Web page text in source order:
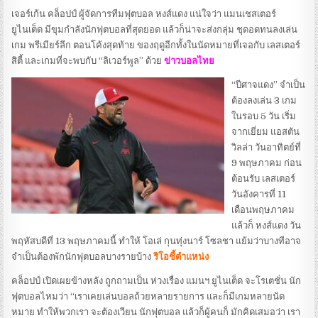
เจอร์เก้น คล็อปป์ ผู้จัดการทีมฟุตบอล หงส์แดง แน่ใจว่า แมนเชสเตอร์
ยูไนเต็ด มีขุมกำลังนักฟุตบอลที่สุดยอด แล้วก็น่าจะส่งกลุ่ม ชุดอดทนลงเล่น
เกม พรีเมียร์ลีก ตอนโค้งสุดท้าย ของฤดูอีกทั้งในนัดหมายที่เจอกับ เลสเตอร์
สิตี้ และเกมที่จะพบกับ “ลิเวอร์พูล” ด้วยข่าวบอลไทย
“ปีศาจแดง” จำเป็น
ต้องลงเล่น 3 เกม
ในรอบ 5 วัน เริ่ม
จากเยี่ยม แอสตัน
วิลล่า วันอาทิตย์ที่
9 พฤษภาคม ก่อน
ต้อนรับ เลสเตอร์
วันอังคารที่ 11
เดือนพฤษภาคม
แล้วก็ หงส์แดง วัน
พฤหัสบดีที่ 13 พฤษภาคมนี้ ทำให้ โอเล่ กุนทุ่งนาร์ โซลชา แย้มว่าบางทีอาจ
จำเป็นต้องพักนักฟุตบอลบางรายบ้างริโอชี้ตำแหน่ง
คล็อปป์ เปิดเผยข้างหลัง ถูกถามเป็น ห่วงเรื่อง แมนฯ ยูไนเต็ด จะโรเตชั่น นัก
ฟุตบอลไหมว่า “เราเคยเล่นบอลถ้วยหลายรายการ และก็มีเกมหลายนัด
หมาย ทำให้พวกเรา จะต้องเวียน นักฟุตบอล แล้วก็ผู้คนก็ มักคิดเสมอว่า เรา